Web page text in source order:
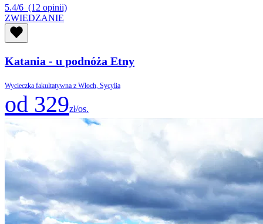
5.4/6 (12 opinii)
ZWIEDZANIE
Katania - u podnóża Etny
Wycieczka fakultatywna z Włoch, Sycylia
od 329zł/os.